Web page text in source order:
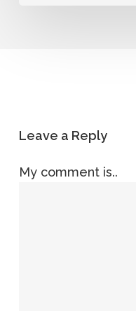
Leave a Reply
My comment is..